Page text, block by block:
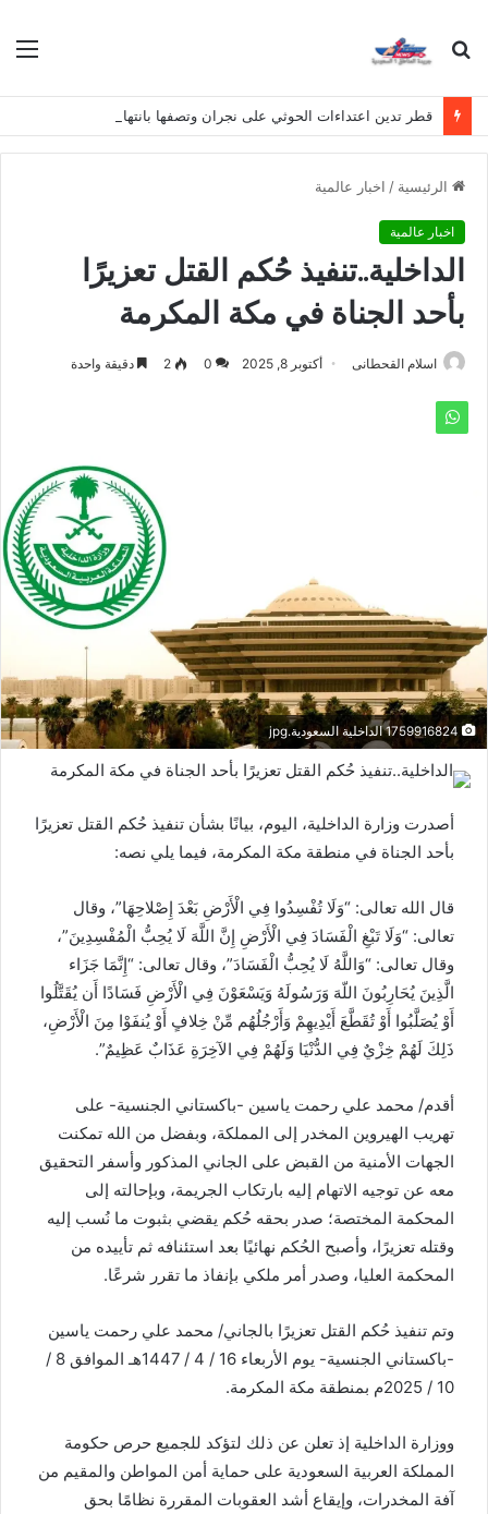
بحث
الرئيسية / اخبار عالمية
اخبار عالمية
الداخلية..تنفيذ حُكم القتل تعزيرًا
بأحد الجناة في مكة المكرمة
اسلام القحطانى أكتوبر 8, 2025 0
2 دقيقة واحدة
أصدرت وزارة الداخلية، اليوم، بيانًا بشأن تنفيذ حُكم القتل تعزيرًا
بأحد الجناة في منطقة مكة المكرمة، فيما يلي نصه:
قال الله تعالى: “وَلَا تُفْسِدُوا فِي الْأَرْضِ بَعْدَ إِصْلاحِهَا”، وقال
تعالى: “وَلَا تَبْغِ الْفَسَادَ فِي الْأَرْضِ إِنَّ اللَّهَ لَا يُحِبُّ الْمُفْسِدِينَ”،
وقال تعالى: “وَاللَّهُ لَا يُحِبُّ الْفَسَادَ”، وقال تعالى: “إِنَّمَا جَزَاء
الَّذِينَ يُحَارِبُونَ اللّهَ وَرَسُولَهُ وَيَسْعَوْنَ فِي الْأَرْضِ فَسَادًا أَن يُقَتَّلُوا
أَوْ يُصَلَّبُوا أَوْ تُقَطَّعَ أَيْدِيهِمْ وَأَرْجُلُهُم مِّنْ خِلافٍ أَوْ يُنفَوْا مِنَ الْأَرْضِ،
ذَلِكَ لَهُمْ خِزْيٌ فِي الدُّنْيَا وَلَهُمْ فِي الآخِرَةِ عَذَابٌ عَظِيمٌ”.
أقدم/ محمد علي رحمت ياسين -باكستاني الجنسية- على
تهريب الهيروين المخدر إلى المملكة، وبفضل من الله تمكنت
الجهات الأمنية من القبض على الجاني المذكور وأسفر التحقيق
معه عن توجيه الاتهام إليه بارتكاب الجريمة، وبإحالته إلى
المحكمة المختصة؛ صدر بحقه حُكم يقضي بثبوت ما نُسب إليه
وقتله تعزيرًا، وأصبح الحُكم نهائيًا بعد استئنافه ثم تأييده من
المحكمة العليا، وصدر أمر ملكي بإنفاذ ما تقرر شرعًا.
وتم تنفيذ حُكم القتل تعزيرًا بالجاني/ محمد علي رحمت ياسين
-باكستاني الجنسية- يوم الأربعاء 16 / 4 / 1447هـ الموافق 8 /
10 / 2025م بمنطقة مكة المكرمة.
ووزارة الداخلية إذ تعلن عن ذلك لتؤكد للجميع حرص حكومة
المملكة العربية السعودية على حماية أمن المواطن والمقيم من
آفة المخدرات، وإيقاع أشد العقوبات المقررة نظامًا بحق